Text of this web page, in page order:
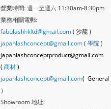
營業時間:週一至週六 11:30am-8:30pm
業務相關電郵:
fabulashhkltd@gmail.com( 沙龍)
japanlashconcept@gmail.com( 學院)
japanlashconceptproduct@gmail.com
( 商材)
japanlashconcept@gmail.com( General
）
Showroom 地址: